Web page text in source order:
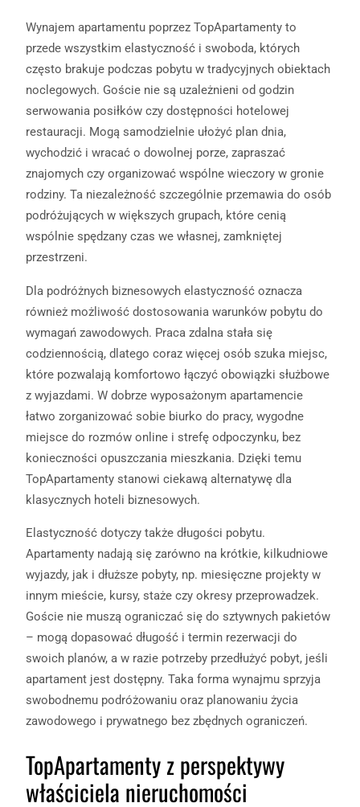
Wynajem apartamentu poprzez TopApartamenty to
przede wszystkim elastyczność i swoboda, których
często brakuje podczas pobytu w tradycyjnych obiektach
noclegowych. Goście nie są uzależnieni od godzin
serwowania posiłków czy dostępności hotelowej
restauracji. Mogą samodzielnie ułożyć plan dnia,
wychodzić i wracać o dowolnej porze, zapraszać
znajomych czy organizować wspólne wieczory w gronie
rodziny. Ta niezależność szczególnie przemawia do osób
podróżujących w większych grupach, które cenią
wspólnie spędzany czas we własnej, zamkniętej
przestrzeni.
Dla podróżnych biznesowych elastyczność oznacza
również możliwość dostosowania warunków pobytu do
wymagań zawodowych. Praca zdalna stała się
codziennością, dlatego coraz więcej osób szuka miejsc,
które pozwalają komfortowo łączyć obowiązki służbowe
z wyjazdami. W dobrze wyposażonym apartamencie
łatwo zorganizować sobie biurko do pracy, wygodne
miejsce do rozmów online i strefę odpoczynku, bez
konieczności opuszczania mieszkania. Dzięki temu
TopApartamenty stanowi ciekawą alternatywę dla
klasycznych hoteli biznesowych.
Elastyczność dotyczy także długości pobytu.
Apartamenty nadają się zarówno na krótkie, kilkudniowe
wyjazdy, jak i dłuższe pobyty, np. miesięczne projekty w
innym mieście, kursy, staże czy okresy przeprowadzek.
Goście nie muszą ograniczać się do sztywnych pakietów
– mogą dopasować długość i termin rezerwacji do
swoich planów, a w razie potrzeby przedłużyć pobyt, jeśli
apartament jest dostępny. Taka forma wynajmu sprzyja
swobodnemu podróżowaniu oraz planowaniu życia
zawodowego i prywatnego bez zbędnych ograniczeń.
TopApartamenty z perspektywy
właściciela nieruchomości